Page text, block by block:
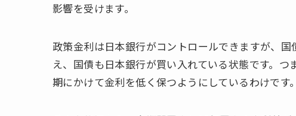
影響を受けます。
政策金利は日本銀行がコントロールできますが、
え、国債も日本銀行が買い入れている状態です。
期にかけて金利を低く保つようにしているわけです。